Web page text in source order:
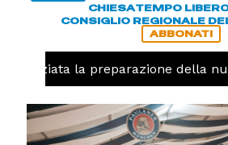
CHIESATEMPO
CONSIGLIO REGIONALE
ABBONATI
iniziata la preparazione della